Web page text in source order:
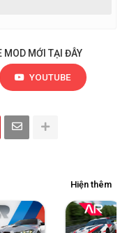
bạn bằng cách
diện tay đua của
để tạo ra một diện
đua.
thức trọng lực
đua của bạn lên
đường dốc và thực
những cú nhảy 360°.
MOD MỚI TẠI ĐÂY
YOUTUBE
Hiện thêm